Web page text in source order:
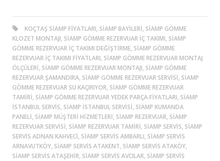
KOÇTAŞ SIAMP FIYATLARI, SIAMP BAYILERI, SIAMP GÖMME
KLOZET MONTAJI, SIAMP GÖMME REZERVUAR İÇ TAKIMI, SIAMP
GÖMME REZERVUAR İÇ TAKIMI DEĞIŞTIRME, SIAMP GÖMME
REZERVUAR İÇ TAKIMI FIYATLARI, SIAMP GÖMME REZERVUAR MONTAJ
ÖLÇÜLERI, SIAMP GÖMME REZERVUAR MONTAJI, SIAMP GÖMME
REZERVUAR ŞAMANDIRA, SIAMP GÖMME REZERVUAR SERVISI, SIAMP
GÖMME REZERVUAR SU KAÇIRIYOR, SIAMP GÖMME REZERVUAR
TAMIRI, SIAMP GÖMME REZERVUAR YEDEK PARÇA FIYATLARI, SIAMP
ISTANBUL SERVIS, SIAMP ISTANBUL SERVISI, SIAMP KUMANDA
PANELI, SIAMP MÜŞTERI HIZMETLERI, SIAMP REZERVUAR, SIAMP
REZERVUAR SERVISI, SIAMP REZERVUAR TAMIRI, SIAMP SERVIS, SIAMP
SERVIS ADNAN KAHVECI, SIAMP SERVIS AMBARLI, SIAMP SERVIS
ARNAVUTKÖY, SIAMP SERVIS ATAKENT, SIAMP SERVIS ATAKÖY,
SIAMP SERVIS ATAŞEHIR, SIAMP SERVIS AVCILAR, SIAMP SERVIS